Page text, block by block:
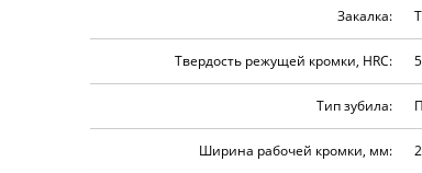
Закалка:
Твердость режущей кромки, HRC:
Тип зубила:
Ширина рабочей кромки, мм: